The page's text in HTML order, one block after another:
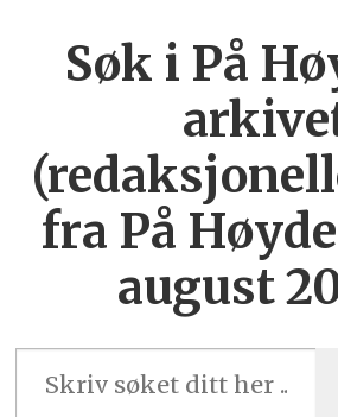
Søk i På
fra På
august